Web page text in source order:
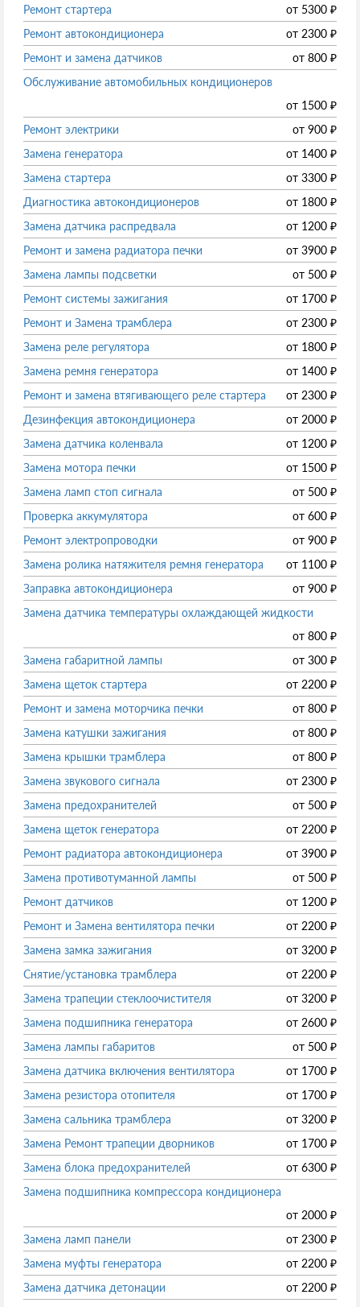
Ремонт стартера
от 5300 ₽
Ремонт автокондиционера
от 2300 ₽
Ремонт и замена датчиков
от 800 ₽
Обслуживание автомобильных кондиционеров
от 1500 ₽
Ремонт электрики
от 900 ₽
Замена генератора
от 1400 ₽
Замена стартера
от 3300 ₽
Диагностика автокондиционеров
от 1800 ₽
Замена датчика распредвала
от 1200 ₽
Ремонт и замена радиатора печки
от 3900 ₽
Замена лампы подсветки
от 500 ₽
Ремонт системы зажигания
от 1700 ₽
Ремонт и Замена трамблера
от 2300 ₽
Замена реле регулятора
от 1800 ₽
Замена ремня генератора
от 1400 ₽
Ремонт и замена втягивающего реле стартера
от 2300 ₽
Дезинфекция автокондиционера
от 2000 ₽
Замена датчика коленвала
от 1200 ₽
Замена мотора печки
от 1500 ₽
Замена ламп стоп сигнала
от 500 ₽
Проверка аккумулятора
от 600 ₽
Ремонт электропроводки
от 900 ₽
Замена ролика натяжителя ремня генератора
от 1100 ₽
Заправка автокондиционера
от 900 ₽
Замена датчика температуры охлаждающей жидкости
от 800 ₽
Замена габаритной лампы
от 300 ₽
Замена щеток стартера
от 2200 ₽
Ремонт и замена моторчика печки
от 800 ₽
Замена катушки зажигания
от 800 ₽
Замена крышки трамблера
от 800 ₽
Замена звукового сигнала
от 2300 ₽
Замена предохранителей
от 500 ₽
Замена щеток генератора
от 2200 ₽
Ремонт радиатора автокондиционера
от 3900 ₽
Замена противотуманной лампы
от 500 ₽
Ремонт датчиков
от 1200 ₽
Ремонт и Замена вентилятора печки
от 2200 ₽
Замена замка зажигания
от 3200 ₽
Снятие/установка трамблера
от 2200 ₽
Замена трапеции стеклоочистителя
от 3200 ₽
Замена подшипника генератора
от 2600 ₽
Замена лампы габаритов
от 500 ₽
Замена датчика включения вентилятора
от 1700 ₽
Замена резистора отопителя
от 1700 ₽
Замена сальника трамблера
от 3200 ₽
Замена Ремонт трапеции дворников
от 1700 ₽
Замена блока предохранителей
от 6300 ₽
Замена подшипника компрессора кондиционера
от 2000 ₽
Замена ламп панели
от 2300 ₽
Замена муфты генератора
от 2200 ₽
Замена датчика детонации
от 2200 ₽